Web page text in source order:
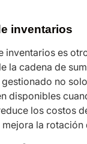
inventarios
inventarios es
la cadena de
no
disponibles
los costos
la rotación